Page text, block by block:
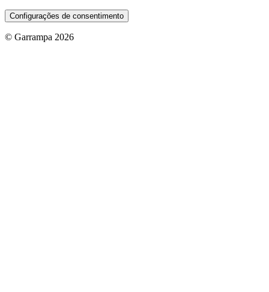
Configurações de consentimento
© Garrampa 2026